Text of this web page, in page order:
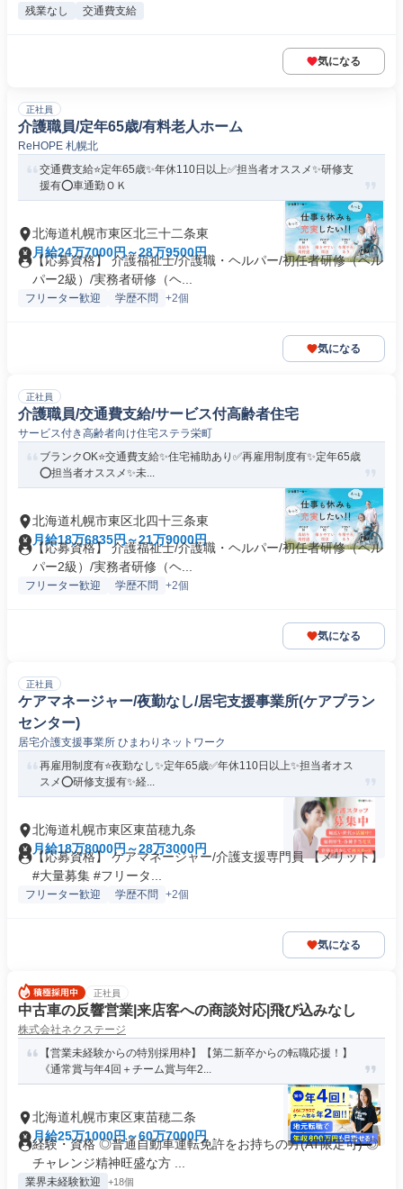
残業なし 交通費支給
気になる
正社員
介護職員/定年65歳/有料老人ホーム
ReHOPE 札幌北
交通費支給⭐️定年65歳✨年休110日以上✅️担当者オススメ✨研修支
援有⭕️車通勤ＯＫ
北海道札幌市東区北三十二条東
月給24万7000円～28万9500円
【応募資格】 介護福祉士/介護職・ヘルパー/初任者研修（ヘル
パー2級）/実務者研修（ヘ...
フリーター歓迎 学歴不問 +2個
気になる
正社員
介護職員/交通費支給/サービス付高齢者住宅
サービス付き高齢者向け住宅ステラ栄町
ブランクOK⭐️交通費支給✨住宅補助あり✅️再雇用制度有✨定年65歳
⭕️担当者オススメ✨未...
北海道札幌市東区北四十三条東
月給18万6835円～21万9000円
【応募資格】 介護福祉士/介護職・ヘルパー/初任者研修（ヘル
パー2級）/実務者研修（ヘ...
フリーター歓迎 学歴不問 +2個
気になる
正社員
ケアマネージャー/夜勤なし/居宅支援事業所(ケアプラン
センター)
居宅介護支援事業所 ひまわりネットワーク
再雇用制度有⭐️夜勤なし✨定年65歳✅️年休110日以上✨担当者オス
スメ⭕️研修支援有✨経...
北海道札幌市東区東苗穂九条
月給18万8000円～28万3000円
【応募資格】 ケアマネージャー/介護支援専門員 【メリット】
#大量募集 #フリータ...
フリーター歓迎 学歴不問 +2個
気になる
正社員
中古車の反響営業|来店客への商談対応|飛び込みなし
株式会社ネクステージ
【営業未経験からの特別採用枠】【第二新卒からの転職応援！】
《通常賞与年4回＋チーム賞与年2...
北海道札幌市東区東苗穂二条
月給25万1000円～60万7000円
経験・資格 ◎普通自動車運転免許をお持ちの方(AT限定可) ◎
チャレンジ精神旺盛な方 ...
業界未経験歓迎 +18個